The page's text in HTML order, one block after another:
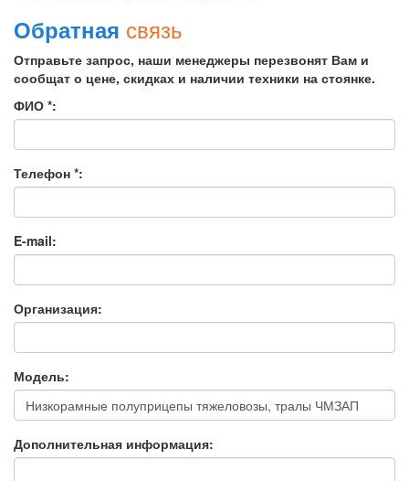
Обратная связь
Отправьте запрос, наши менеджеры перезвонят Вам и
сообщат о цене, скидках и наличии техники на стоянке.
ФИО *:
Телефон *:
E-mail:
Организация:
Модель:
Дополнительная информация: